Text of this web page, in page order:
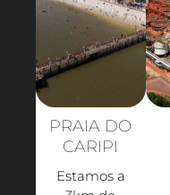
PRAIA DO
CARIPI
Estamos a